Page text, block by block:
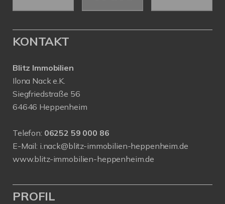
KONTAKT
Blitz Immobilien
Ilona Nack e.K.
Siegfriedstraße 56
64646 Heppenheim
Telefon: 06252 59 000 86
E-Mail: i.nack@blitz-immobilien-heppenheim.de
www.blitz-immobilien-heppenheim.de
PROFIL